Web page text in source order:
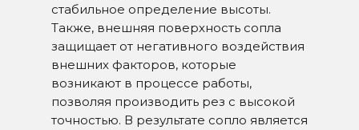
стабильное определение высоты.
Также, внешняя поверхность сопла
защищает от негативного воздействия
внешних факторов, которые
возникают в процессе работы,
позволяя производить рез с высокой
точностью. В результате сопло является